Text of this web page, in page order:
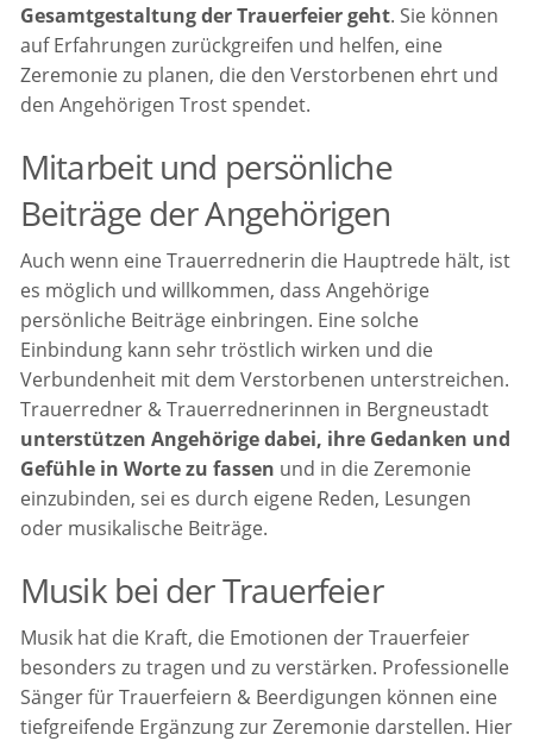
Gesamtgestaltung der Trauerfeier geht. Sie können
auf Erfahrungen zurückgreifen und helfen, eine
Zeremonie zu planen, die den Verstorbenen ehrt und
den Angehörigen Trost spendet.
Mitarbeit und persönliche
Beiträge der Angehörigen
Auch wenn eine Trauerrednerin die Hauptrede hält, ist
es möglich und willkommen, dass Angehörige
persönliche Beiträge einbringen. Eine solche
Einbindung kann sehr tröstlich wirken und die
Verbundenheit mit dem Verstorbenen unterstreichen.
Trauerredner & Trauerrednerinnen in Bergneustadt
unterstützen Angehörige dabei, ihre Gedanken und
Gefühle in Worte zu fassen und in die Zeremonie
einzubinden, sei es durch eigene Reden, Lesungen
oder musikalische Beiträge.
Musik bei der Trauerfeier
Musik hat die Kraft, die Emotionen der Trauerfeier
besonders zu tragen und zu verstärken. Professionelle
Sänger für Trauerfeiern & Beerdigungen können eine
tiefgreifende Ergänzung zur Zeremonie darstellen. Hier